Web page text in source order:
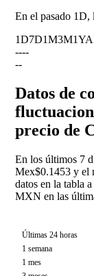
En el pasado
1D7D1M3M1Y
----
--
Datos de
precio de
En los últimos 7
Mex$0.1453 y el
datos en la tabla
MXN en las
Últimas 24 horas
1 semana
1 mes